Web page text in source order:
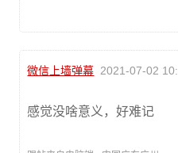
微信上墙弹幕 2021-07-02
感觉没啥意义，好难记